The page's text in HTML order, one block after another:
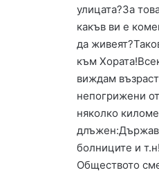
улицата?За
какъв ви е
да
към
виждам
непогрижени
няколко
болниците и
Обществото